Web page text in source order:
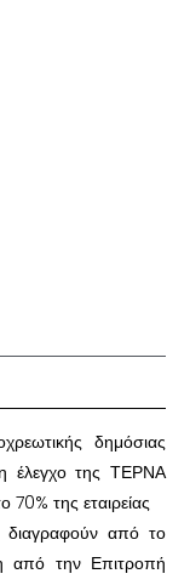
δημόσιας
έλεγχο της ΤΕΡΝΑ
της εταιρείας
από το
από την Επιτροπή